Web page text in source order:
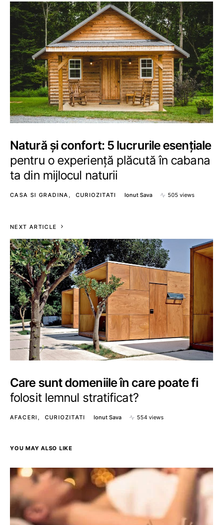
Natură și confort: 5 lucrurile esențiale
pentru o experiență plăcută în cabana
ta din mijlocul naturii
CASA SI GRADINA CURIOZITATI Ionut Sava 505 views
NEXT ARTICLE
Care sunt domeniile în care poate fi
folosit lemnul stratificat?
AFACERI CURIOZITATI Ionut Sava 554 views
YOU MAY ALSO LIKE